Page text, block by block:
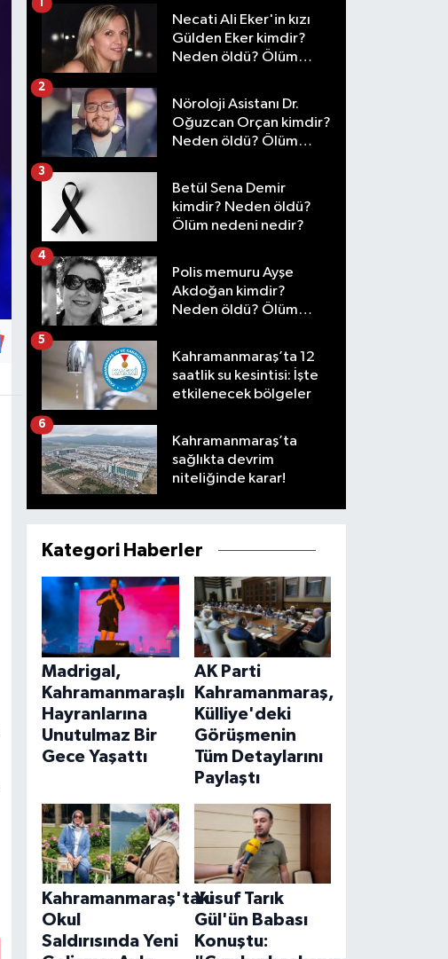
Necati Ali Eker'in kızı
Gülden Eker kimdir?
Neden öldü? Ölüm
1
Nöroloji Asistanı Dr.
Oğuzcan Orçan kimdir?
Neden öldü? Ölüm
2
Betül Sena Demir
kimdir? Neden öldü?
Ölüm nedeni nedir?
3
Polis memuru Ayşe
Akdoğan kimdir?
Neden öldü? Ölüm
4
Kahramanmaraş’ta 12
saatlik su kesintisi: İşte
etkilenecek bölgeler
5
Kahramanmaraş’ta
sağlıkta devrim
niteliğinde karar!
6
Kategori Haberler
Madrigal,
Kahramanmaraşlı
Hayranlarına
Unutulmaz Bir
Gece Yaşattı
AK Parti
Kahramanmaraş,
Külliye'deki
Görüşmenin
Tüm Detaylarını
Paylaştı
Kahramanmaraş'taki
Okul
Saldırısında Yeni
Yusuf Tarık
Gül'ün Babası
Konuştu: